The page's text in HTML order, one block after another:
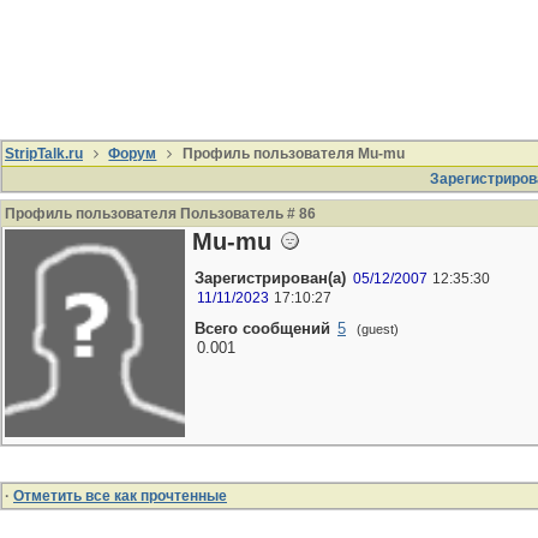
StripTalk.ru Форум
Профиль пользователя Mu-mu
Профиль пользователя Пользователь # 86
Mu-mu
Зарегистрирован(а) 05/12/2007 12:35:30
11/11/2023 17:10:27
Всего сообщений 5 (guest)
0.001
· Отметить все как прочтенные